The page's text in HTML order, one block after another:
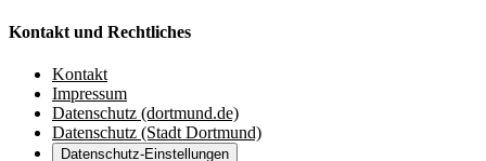
Kontakt und Rechtliches
Kontakt
Impressum
Datenschutz (dortmund.de)
Datenschutz (Stadt Dortmund)
Datenschutz-Einstellungen